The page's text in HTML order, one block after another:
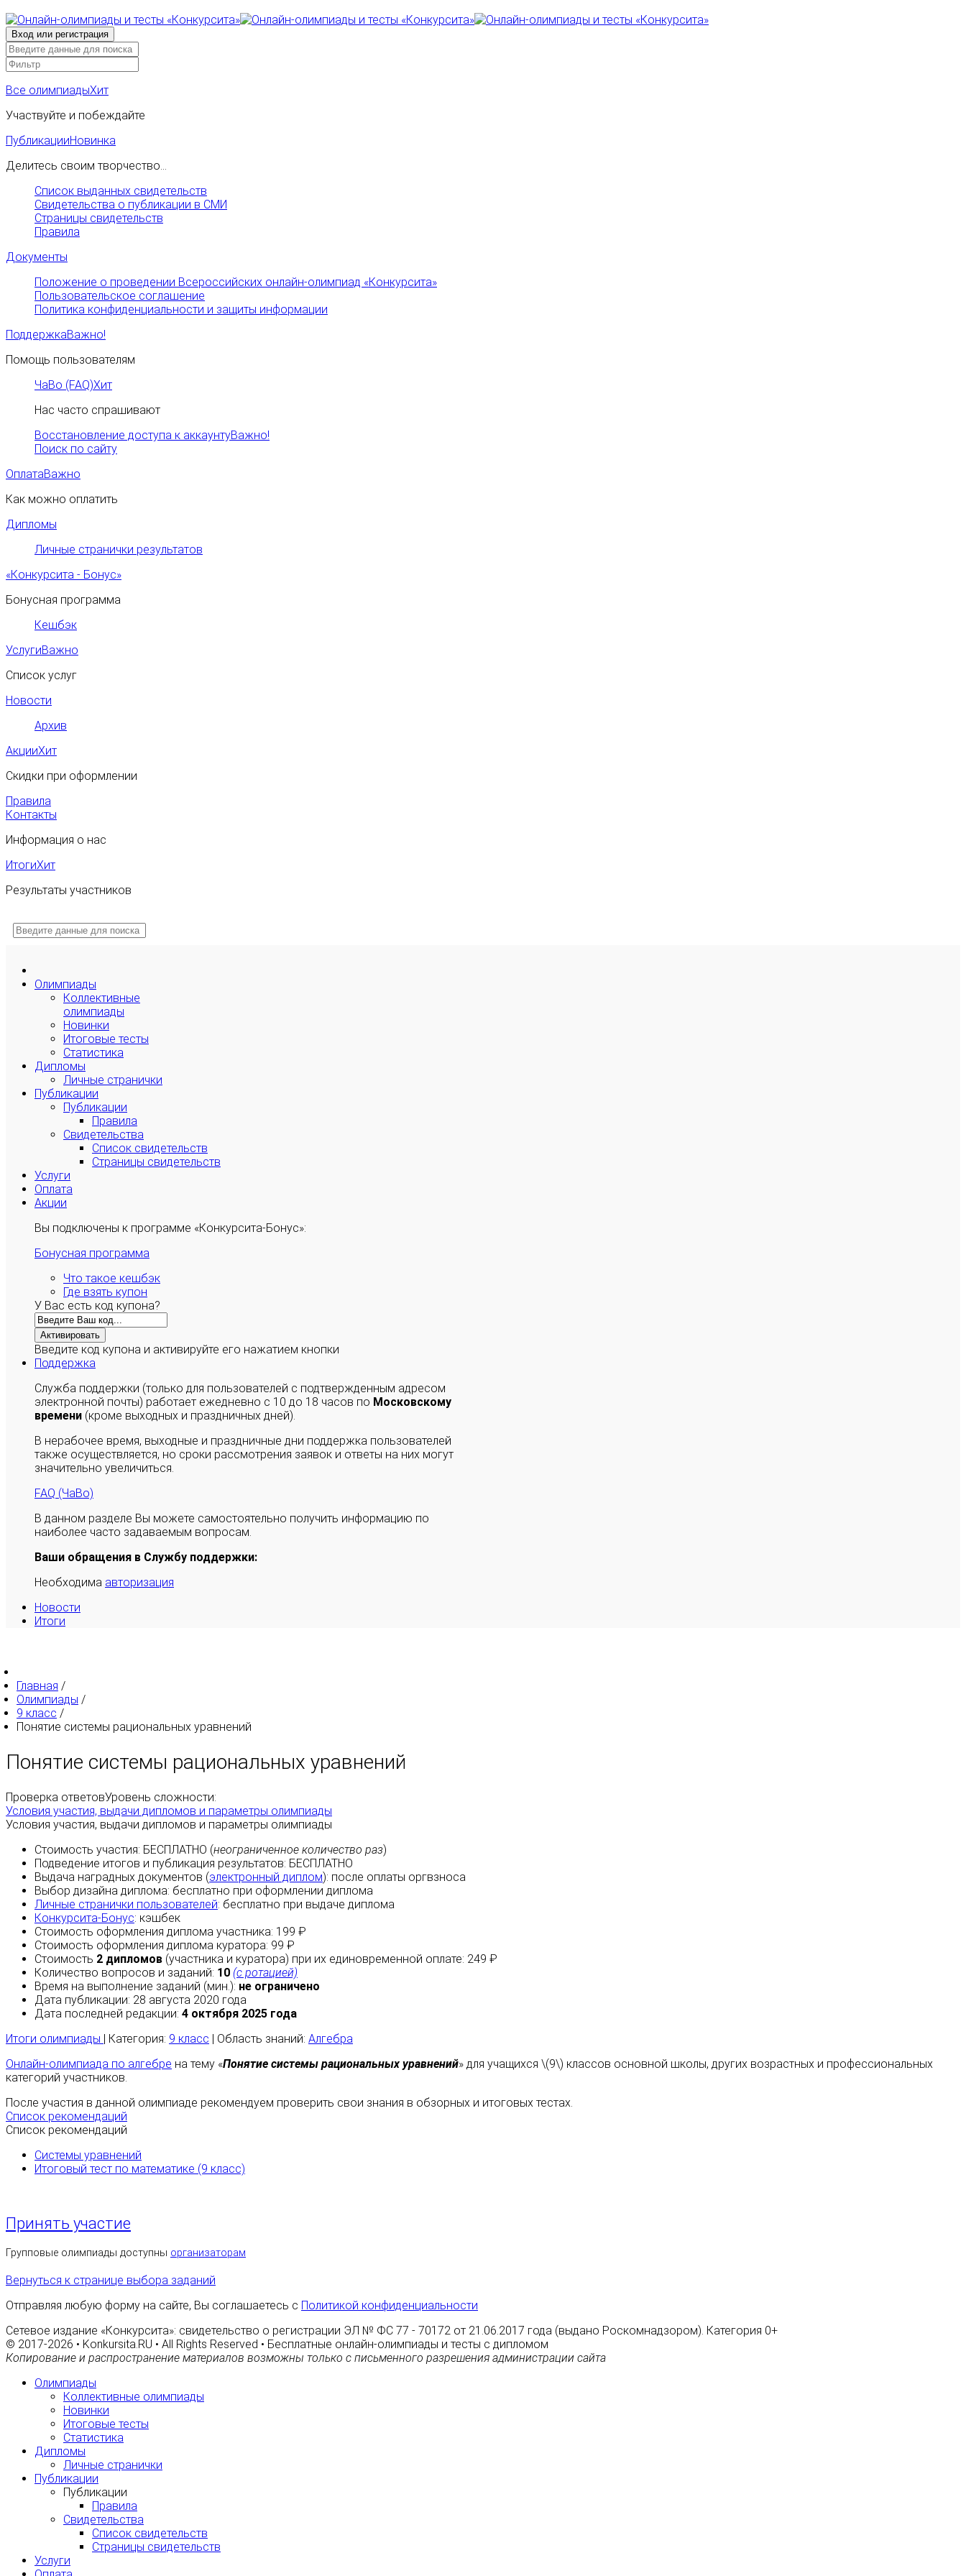
Все олимпиадыХит
Участвуйте и побеждайте
ПубликацииНовинка
Делитесь своим творчество...
Список выданных свидетельств
Свидетельства о публикации в СМИ
Страницы свидетельств
Правила
Документы
Положение о проведении Всероссийских онлайн-олимпиад «Конкурсита»
Пользовательское соглашение
Политика конфиденциальности и защиты информации
ПоддержкаВажно!
Помощь пользователям
ЧаВо (FAQ)Хит
Нас часто спрашивают
Восстановление доступа к аккаунтуВажно!
Поиск по сайту
ОплатаВажно
Как можно оплатить
Дипломы
Личные странички результатов
«Конкурсита - Бонус»
Бонусная программа
Кешбэк
УслугиВажно
Список услуг
Новости
Архив
АкцииХит
Скидки при оформлении
Правила
Контакты
Информация о нас
ИтогиХит
Результаты участников
Олимпиады
Коллективные
олимпиады
Новинки
Итоговые тесты
Статистика
Дипломы
Личные странички
Публикации
Публикации
Правила
Свидетельства
Список свидетельств
Страницы свидетельств
Услуги
Оплата
Акции
Вы подключены к программе «Конкурсита-Бонус»:
Бонусная программа
Что такое кешбэк
Где взять купон
У Вас есть код купона?
Активировать
Введите код купона и активируйте его нажатием кнопки
Поддержка
Служба поддержки (только для пользователей с подтвержденным адресом
электронной почты) работает ежедневно с 10 до 18 часов по Московскому
времени (кроме выходных и праздничных дней).
В нерабочее время, выходные и праздничные дни поддержка пользователей
также осуществляется, но сроки рассмотрения заявок и ответы на них могут
значительно увеличиться.
FAQ (ЧаВо)
В данном разделе Вы можете самостоятельно получить информацию по
наиболее часто задаваемым вопросам.
Ваши обращения в Службу поддержки:
Необходима авторизация
Новости
Итоги
Главная /
Олимпиады /
9 класс /
Понятие системы рациональных уравнений
Понятие системы рациональных уравнений
Проверка ответовУровень сложности:
Условия участия, выдачи дипломов и параметры олимпиады
Условия участия, выдачи дипломов и параметры олимпиады
Стоимость участия: БЕСПЛАТНО (неограниченное количество раз)
Подведение итогов и публикация результатов: БЕСПЛАТНО
Выдача наградных документов (электронный диплом): после оплаты оргвзноса
Выбор дизайна диплома: бесплатно при оформлении диплома
Личные странички пользователей: бесплатно при выдаче диплома
Конкурсита-Бонус: кэшбек
Стоимость оформления диплома участника: 199 ₽
Стоимость оформления диплома куратора: 99 ₽
Стоимость 2 дипломов (участника и куратора) при их единовременной оплате: 249 ₽
Количество вопросов и заданий: 10 (с ротацией)
Время на выполнение заданий (мин.): не ограничено
Дата публикации: 28 августа 2020 года
Дата последней редакции: 4 октября 2025 года
Итоги олимпиады
| Категория: 9 класс | Область знаний: Алгебра
Онлайн-олимпиада по алгебре на тему «Понятие системы рациональных уравнений» для учащихся \(9\) классов основной школы, других возрастных и профессиональных
категорий участников.
После участия в данной олимпиаде рекомендуем проверить свои знания в обзорных и итоговых тестах.
Список рекомендаций
Список рекомендаций
Системы уравнений
Итоговый тест по математике (9 класс)
Принять участие
Групповые олимпиады доступны организаторам
Вернуться к странице выбора заданий
Отправляя любую форму на сайте, Вы соглашаетесь с Политикой конфиденциальности
Сетевое издание «Конкурсита»: свидетельство о регистрации ЭЛ № ФС 77 - 70172 от 21.06.2017 года (выдано Роскомнадзором). Категория 0+
© 2017-2026 • Konkursita.RU • All Rights Reserved • Бесплатные онлайн-олимпиады и тесты с дипломом
Копирование и распространение материалов возможны только с письменного разрешения администрации сайта
Олимпиады
Коллективные олимпиады
Новинки
Итоговые тесты
Статистика
Дипломы
Личные странички
Публикации
Публикации
Правила
Свидетельства
Список свидетельств
Страницы свидетельств
Услуги